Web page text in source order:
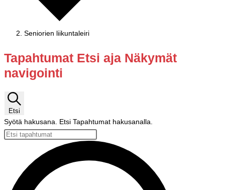
Seniorien liikuntaleiri
Tapahtumat
Tapahtumat Etsi aja Näkymät
navigointi
Etsi
Syötä hakusana. Etsi Tapahtumat hakusanalla.